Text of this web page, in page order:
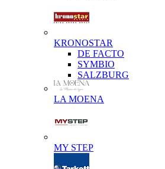
KRONOSTAR
DE FACTO
SYMBIO
SALZBURG
LA MOENA
MY STEP